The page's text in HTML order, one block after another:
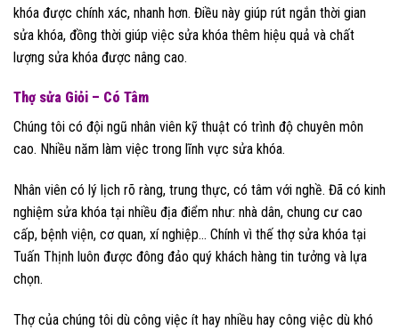
khóa được chính xác, nhanh hơn. Điều này giúp rút ngắn thời gian
sửa khóa, đồng thời giúp việc sửa khóa thêm hiệu quả và chất
lượng sửa khóa được nâng cao.
Thợ sửa Giỏi – Có Tâm
Chúng tôi có đội ngũ nhân viên kỹ thuật có trình độ chuyên môn
cao. Nhiều năm làm việc trong lĩnh vực sửa khóa.
Nhân viên có lý lịch rõ ràng, trung thực, có tâm với nghề. Đã có kinh
nghiệm sửa khóa tại nhiều địa điểm như: nhà dân, chung cư cao
cấp, bệnh viện, cơ quan, xí nghiệp… Chính vì thế thợ sửa khóa tại
Tuấn Thịnh luôn được đông đảo quý khách hàng tin tưởng và lựa
chọn.
Thợ của chúng tôi dù công việc ít hay nhiều hay công việc dù khó